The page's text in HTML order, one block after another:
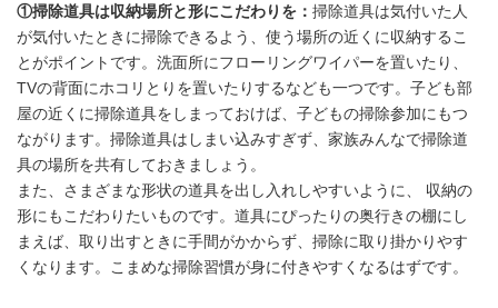
①掃除道具は収納場所と形にこだわりを： 掃除道具は気付いた人
が気付いたときに掃除できるよう、使う場所の近くに収納するこ
とがポイントです。洗面所にフローリングワイパーを置いたり、
TVの背面にホコリとりを置いたりするなども一つです。子ども部
屋の近くに掃除道具をしまっておけば、子どもの掃除参加にもつ
ながります。掃除道具はしまい込みすぎず、家族みんなで掃除道
具の場所を共有しておきましょう。
また、さまざまな形状の道具を出し入れしやすいように、 収納の
形にもこだわりたいものです。道具にぴったりの奥行きの棚にし
まえば、取り出すときに手間がかからず、掃除に取り掛かりやす
くなります。こまめな掃除習慣が身に付きやすくなるはずです。
English